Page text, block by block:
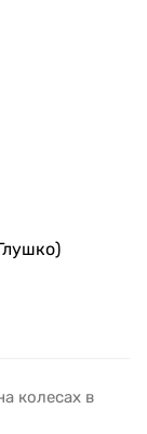
колесах в